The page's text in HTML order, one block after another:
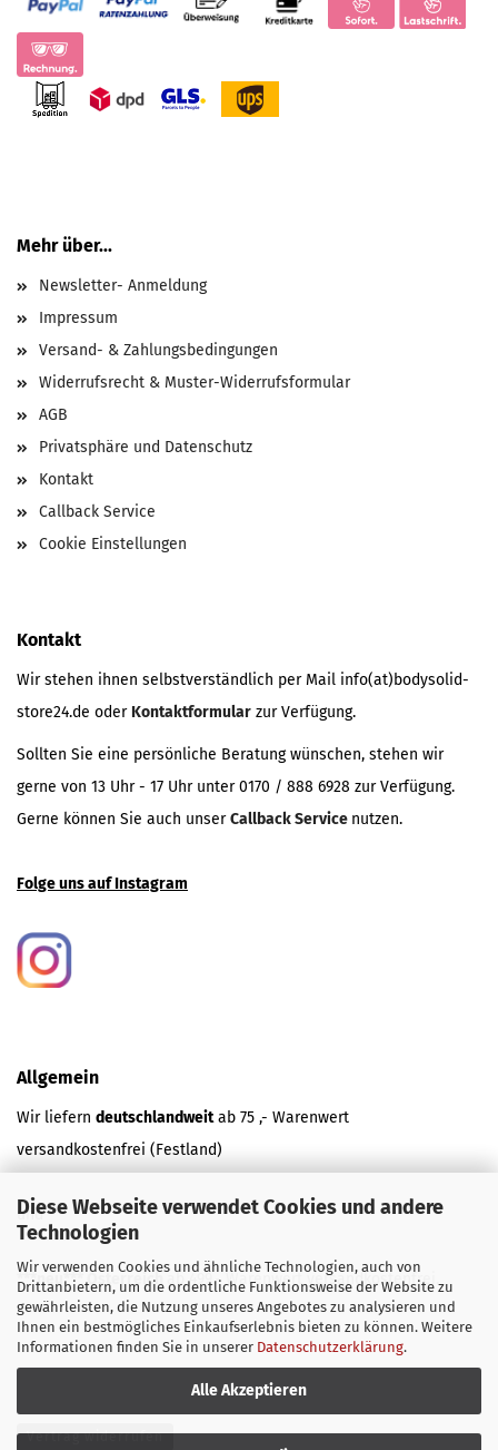
Diese Webseite verwendet Cookies und andere
Technologien
Wir verwenden Cookies und ähnliche Technologien, auch von
Drittanbietern, um die ordentliche Funktionsweise der Website zu
gewährleisten, die Nutzung unseres Angebotes zu analysieren und
Ihnen ein bestmögliches Einkaufserlebnis bieten zu können. Weitere
Informationen finden Sie in unserer Datenschutzerklärung.
Alle Akzeptieren
Mehr über...
Newsletter- Anmeldung
Impressum
Versand- & Zahlungsbedingungen
Widerrufsrecht & Muster-Widerrufsformular
AGB
Privatsphäre und Datenschutz
Kontakt
Callback Service
Cookie Einstellungen
Kontakt
Wir stehen ihnen selbstverständlich per Mail info(at)bodysolid-
store24.de oder Kontaktformular zur Verfügung.
Sollten Sie eine persönliche Beratung wünschen, stehen wir
gerne von 13 Uhr - 17 Uhr unter 0170 / 888 6928 zur Verfügung.
Gerne können Sie auch unserCallback Service nutzen.
Folge uns auf Instagram
Allgemein
Wir liefern deutschlandweitab 75 ,- Warenwert
versandkostenfrei (Festland)
und
***neu*** Österreich ab 499,- Warenwert versandkostenfrei.
Vertrag widerrufen